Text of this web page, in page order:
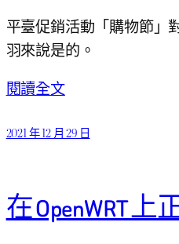
平臺促銷活動「購物節」
羽來說是的。
閱讀全文
2021 年 12 月 29 日
在 OpenWRT